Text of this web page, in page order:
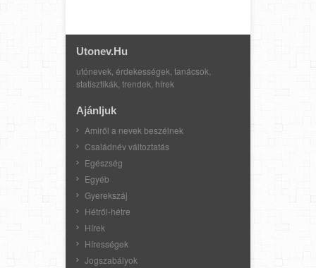
Utonev.hu
utónevek, érdekességek, tanácsok,
statisztikák, trendek, hírek
Ajánljuk
Amiről a nevek beszélnek
Családnév változtatás
Egészség
Egyéb
Gyerekszáj
Hétről-hétre
Hírek
Hírességek
Jogszabályok